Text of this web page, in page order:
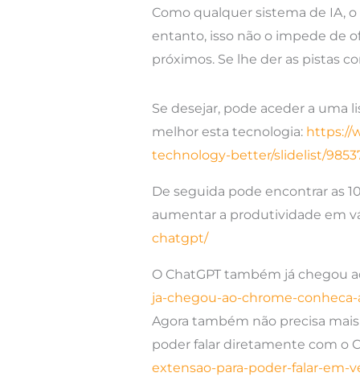
Como qualquer sistema de IA,
entanto, isso não o impede de
próximos. Se lhe der as pistas
Se desejar, pode aceder a uma
melhor esta tecnologia: https://
technology-better/slidelist/
De seguida pode encontrar as
aumentar a produtividade em
chatgpt/
O ChatGPT também já chegou
ja-chegou-ao-chrome-
Agora também não precisa
poder falar diretamente com o
extensao-para-poder-falar-em-